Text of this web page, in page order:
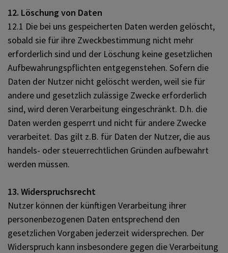
12. Löschung von Daten
12.1 Die bei uns gespeicherten Daten werden gelöscht,
sobald sie für ihre Zweckbestimmung nicht mehr
erforderlich sind und der Löschung keine gesetzlichen
Aufbewahrungspflichten entgegenstehen. Sofern die
Daten der Nutzer nicht gelöscht werden, weil sie für
andere und gesetzlich zulässige Zwecke erforderlich
sind, wird deren Verarbeitung eingeschränkt. D.h. die
Daten werden gesperrt und nicht für andere Zwecke
verarbeitet. Das gilt z.B. für Daten der Nutzer, die aus
handels- oder steuerrechtlichen Gründen aufbewahrt
werden müssen.
13. Widerspruchsrecht
Nutzer können der künftigen Verarbeitung ihrer
personenbezogenen Daten entsprechend den
gesetzlichen Vorgaben jederzeit widersprechen. Der
Widerspruch kann insbesondere gegen die Verarbeitung